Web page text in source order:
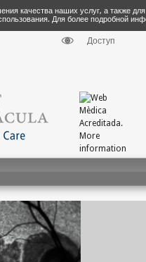
качества наших услуг, а также
Для более подробной
Доступ